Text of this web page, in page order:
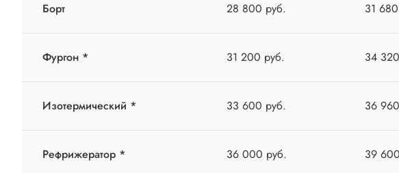
Борт 28 800 руб. 31
Фургон * 31 200 руб. 34
Изотермический * 33 600 руб. 36
Рефрижератор * 36 000 руб. 39